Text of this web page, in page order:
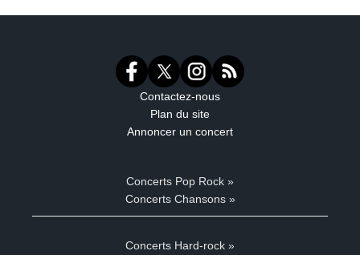
Contactez-nous
Plan du site
Annoncer un concert
Concerts Pop Rock »
Concerts Chansons »
Concerts Hard-rock »